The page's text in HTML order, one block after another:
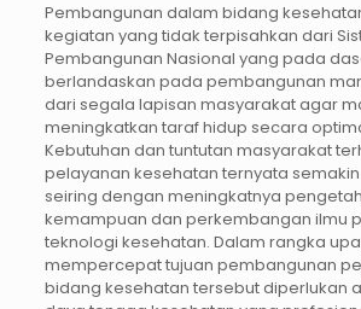
Pembangunan dalam bidang
kegiatan yang tidak terpisahkan dari
Pembangunan Nasional yang pada
berlandaskan pada pembangunan
dari segala lapisan masyarakat agar
meningkatkan taraf hidup secara
Kebutuhan dan tuntutan masyarakat
pelayanan kesehatan ternyata
seiring dengan meningkatnya
kemampuan dan perkembangan ilmu
teknologi kesehatan. Dalam rangka
mempercepat tujuan pembangunan
bidang kesehatan tersebut diperlukan